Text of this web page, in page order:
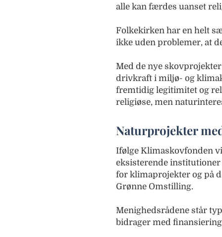
alle kan færdes uanset
Folkekirken har en helt
ikke uden problemer, at
Med de nye
drivkraft i miljø- og
fremtidig legitimitet og
religiøse, men
Naturprojekter
Ifølge Klimaskovfonden
eksisterende
for klimaprojekter og på
Grønne Omstilling.
Menighedsrådene står
bidrager med